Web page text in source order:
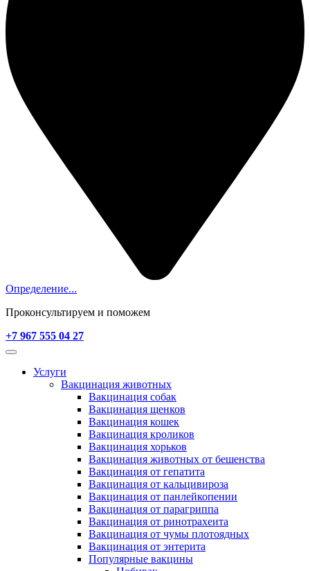
Определение...
Проконсультируем и поможем
+7 967 555 04 27
Услуги
Вакцинация животных
Вакцинация собак
Вакцинация щенков
Вакцинация кошек
Вакцинация кроликов
Вакцинация хорьков
Вакцинация животных от бешенства
Вакцинация от гепатита
Вакцинация от кальцивироза
Вакцинация от панлейкопении
Вакцинация от парагриппа
Вакцинация от ринотрахеита
Вакцинация от чумы плотоядных
Вакцинация от энтерита
Популярные вакцины